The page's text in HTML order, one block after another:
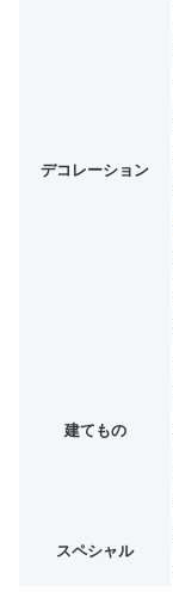
デコレーション
建てもの
スペシャル